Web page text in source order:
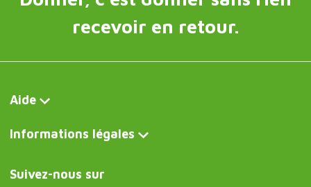
recevoir en retour.
Aide
Informations légales
Suivez-nous sur